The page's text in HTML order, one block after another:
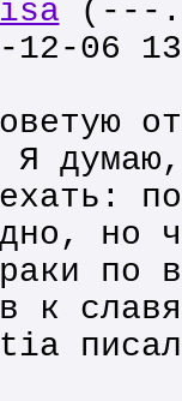
(---
06
Я
но
по
к